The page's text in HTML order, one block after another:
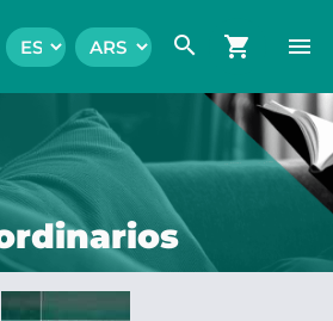
search shopping_cart menu